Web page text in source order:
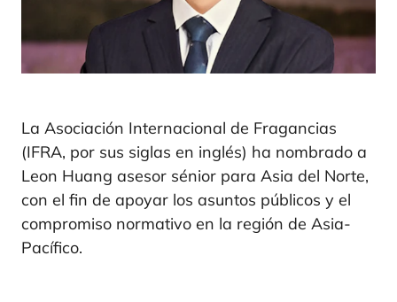
La Asociación Internacional de Fragancias
(IFRA, por sus siglas en inglés) ha nombrado a
Leon Huang asesor sénior para Asia del Norte,
con el fin de apoyar los asuntos públicos y el
compromiso normativo en la región de Asia-
Pacífico.